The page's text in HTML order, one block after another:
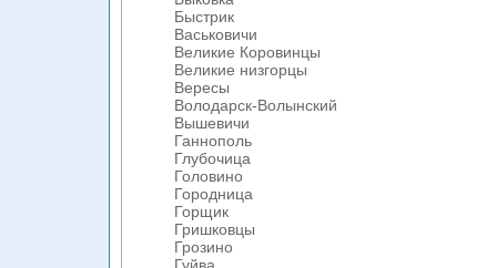
Быстрик
Васьковичи
Великие Коровинцы
Великие низгорцы
Вересы
Володарск-Волынский
Вышевичи
Ганнополь
Глубочица
Головино
Городница
Горщик
Гришковцы
Грозино
Гуйва